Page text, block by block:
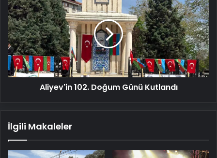
102.
Doğum
Günü
Kutlandı
Aliyev'in 102. Doğum Günü Kutlandı
İlgili Makaleler